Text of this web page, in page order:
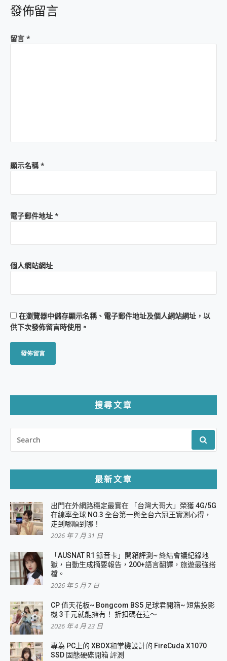
發佈留言
留言 *
顯示名稱*
電子郵件地址 *
個人網站網址
在瀏覽器中儲存顯示名稱、電子郵件地址及個人網站網址，以
供下次發佈留言時使用。
搜尋文章
FOR:
最新文章
出門在外網路穩定最實在 「台灣大哥大」榮獲 4G/5G
在線率全球 NO.3 全台第一與全台六冠王實測心得，
走到哪順到哪！
2026 年 7 月 31 日
「AUSNAT R1 錄音卡」開箱評測~ 終結會議紀錄地
獄，自動生成摘要報告，200+語言翻譯，旅遊最強搭
檔。
2026 年 5 月 7 日
CP 值天花板~ Bongcom BS5 足球君開箱~ 短焦投影
機 3千元就能擁有！ 折扣碼在這～
2026 年 4 月 23 日
專為 PC上的 XBOX和掌機設計的 FireCuda X1070
SSD 固態硬碟開箱 評測